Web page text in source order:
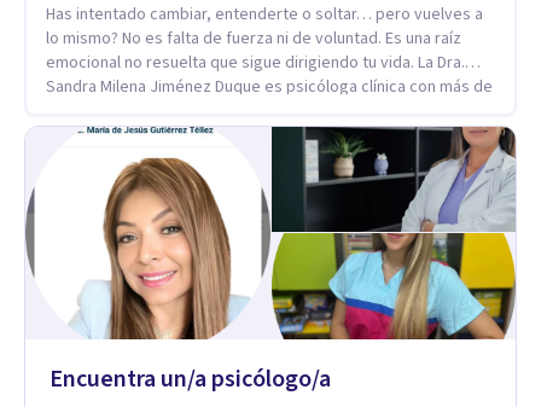
Has intentado cambiar, entenderte o soltar… pero vuelves a
lo mismo? No es falta de fuerza ni de voluntad. Es una raíz
emocional no resuelta que sigue dirigiendo tu vida. La Dra.
Sandra Milena Jiménez Duque es psicóloga clínica con más de
profesionales más destacadas en el abordaje profundo de la
ansiedad, la baja autoestima, la dependencia emocional y los
conflictos de pareja. Ha trabajado con pacientes en
diferentes países, acompañando procesos complejos. Su
enfoque terapéutico se diferencia por una premisa clara: no
trabaja el síntoma, trabaja la raíz que lo origina. Su
metodología interviene en tres niveles: regulación del
sistema emocional, reprocesamiento de heridas de la
infancia y reestructuración cognitiva profunda, permitiendo
origen. Si buscas un proceso superficial, este no es el lugar.
Encuentra un/a psicólogo/a